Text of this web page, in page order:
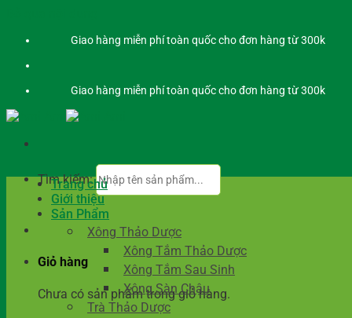
Giao hàng miễn phí toàn quốc cho đơn hàng từ 300k
Giao hàng miễn phí toàn quốc cho đơn hàng từ 300k
Tìm kiếm:
Giỏ hàng
Chưa có sản phẩm trong giỏ hàng.
Trang chủ
Giới thiệu
Sản Phẩm
Xông Thảo Dược
Xông Tắm Thảo Dược
Xông Tắm Sau Sinh
Xông Sàn Chậu
Trà Thảo Dược